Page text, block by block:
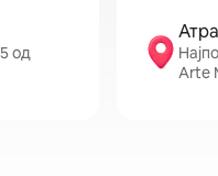
од
Arte